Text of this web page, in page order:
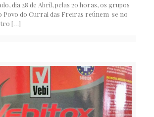
dia 28 de Abril, pelas 20 horas, os grupos
Povo do Curral das Freiras reúnem-se no
[…]